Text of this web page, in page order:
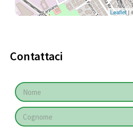
Leaflet|
Contattaci